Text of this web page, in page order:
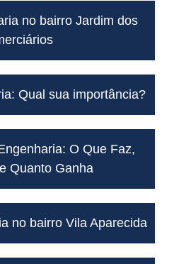
no bairro Jardim dos
Qual sua importância?
O Que Faz,
Quanto Ganha
no bairro Vila Aparecida